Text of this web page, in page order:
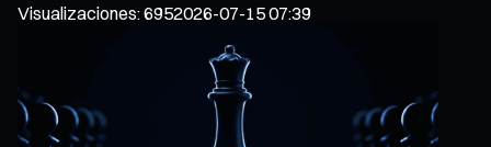
Visualizaciones:6952026-07-15 07:39